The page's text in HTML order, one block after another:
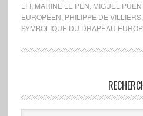
LFI, MARINE LE PEN MIGUEL
EUROPÉEN PHILIPPE DE VILLIERS,
SYMBOLIQUE DU DRAPEAU